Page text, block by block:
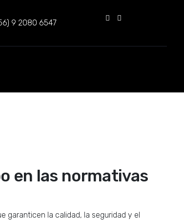
9 2080 6547
en las normativas
garanticen la calidad, la seguridad y el